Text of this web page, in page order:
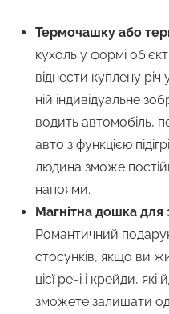
Термочашку або
кухоль у формі
віднести куплену
ній індивідуальне
водить автомобіль,
авто з функцією
людина зможе
напоями.
Магнітна дошка для
Романтичний
стосунків, якщо ви
цієї речі і крейди,
зможете залишати